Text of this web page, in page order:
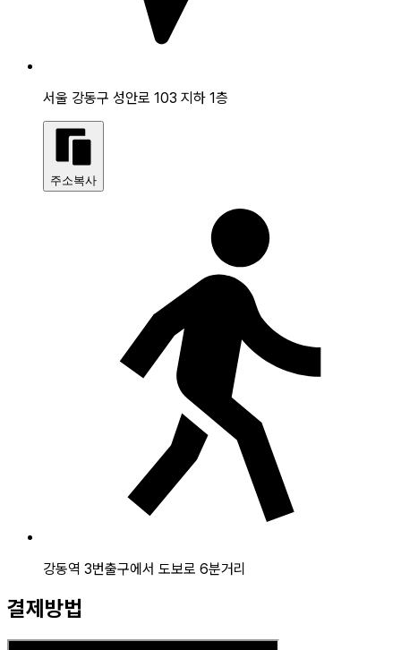
서울 강동구 성안로 103 지하 1층
주소복사
강동역 3번출구에서 도보로 6분거리
결제방법